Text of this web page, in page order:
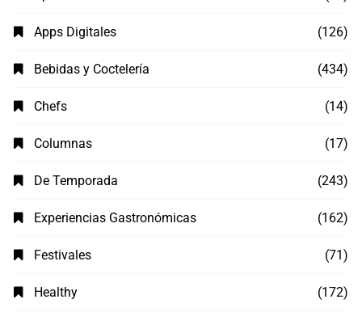
Apps Digitales (126)
Bebidas y Coctelería (434)
Chefs (14)
Columnas (17)
De Temporada (243)
Experiencias Gastronómicas (162)
Festivales (71)
Healthy (172)